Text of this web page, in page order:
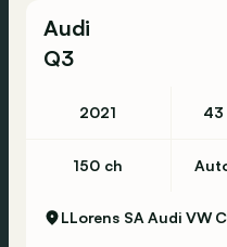
Audi
Q3
2021 43
150 ch
LLorens SA Audi VW